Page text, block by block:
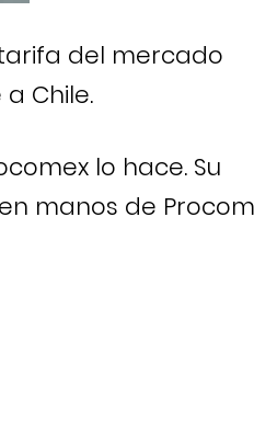
del mercado
Chile.
lo hace. Su
manos de